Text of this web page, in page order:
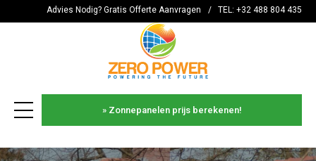
TEL: +32 488 804 435
/
Advies Nodig? Gratis Offerte Aanvragen
» Zonnepanelen prijs berekenen!